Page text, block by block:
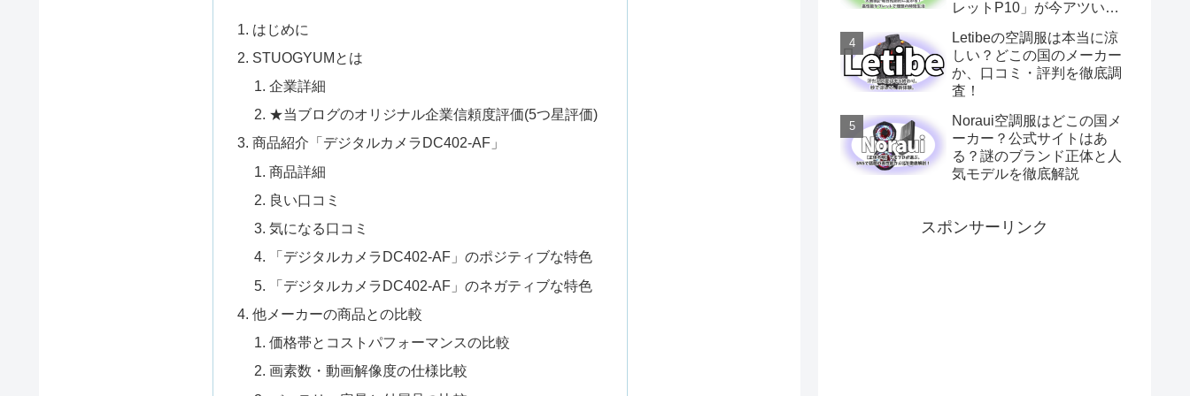
はじめに
STUOGYUMとは
企業詳細
★当ブログのオリジナル企業信頼度評価(5つ星評価)
商品紹介「デジタルカメラDC402-AF」
商品詳細
良い口コミ
気になる口コミ
「デジタルカメラDC402-AF」のポジティブな特色
「デジタルカメラDC402-AF」のネガティブな特色
他メーカーの商品との比較
価格帯とコストパフォーマンスの比較
画素数・動画解像度の仕様比較
レットP10」が今アツい理
Letibeの空調服は本当に涼
しい？どこの国のメーカー
か、口コミ・評判を徹底調
査！
Noraui空調服はどこの国メ
ーカー？公式サイトはあ
る？謎のブランド正体と人
気モデルを徹底解説
スポンサーリンク